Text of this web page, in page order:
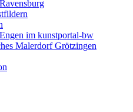
im kunstportal-bw
Malerdorf Grötzingen